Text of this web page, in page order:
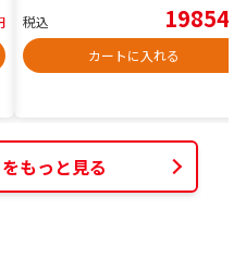
税込 19854
カートに入れる
もっと見る